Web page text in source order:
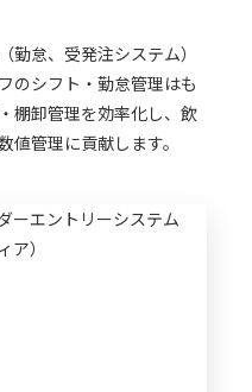
怠、受発注システム）
のシフト・勤怠管理はも
棚卸管理を効率化し、飲
管理に貢献します。
ーエントリーシステム
）